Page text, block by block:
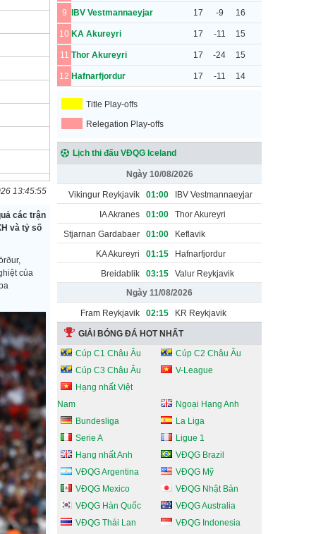
13:45:55
các trận
và tỷ số
của
9 IBV Vestmannaeyjar 17 -9 16
10 KA Akureyri 17 -11 15
11 Thor Akureyri 17 -24 15
12 Hafnarfjordur 17 -11 14
Title Play-offs
Relegation Play-offs
Lịch thi đấu VĐQG Iceland
Ngày 10/08/2026
Vikingur Reykjavik 01:00
IBV Vestmannaeyjar
IA Akranes
01:00
Thor Akureyri
Stjarnan Gardabaer
01:00
Keflavik
KA Akureyri
01:15
Hafnarfjordur
Breidablik
03:15
Valur Reykjavik
Ngày 11/08/2026
Fram Reykjavik 02:15 KR Reykjavik
GIẢI BÓNG ĐÁ HOT NHẤT
Cúp C1 Châu Âu
Cúp C2 Châu Âu
Cúp C3 Châu Âu
V-League
Hạng nhất Việt
Nam
Ngoại Hạng Anh
Bundesliga
La Liga
Serie A
Ligue 1
Hạng nhất Anh
VĐQG Brazil
VĐQG Argentina
VĐQG Mỹ
VĐQG Mexico
VĐQG Nhật Bản
VĐQG Hàn Quốc
VĐQG Australia
VĐQG Thái Lan
VĐQG Indonesia